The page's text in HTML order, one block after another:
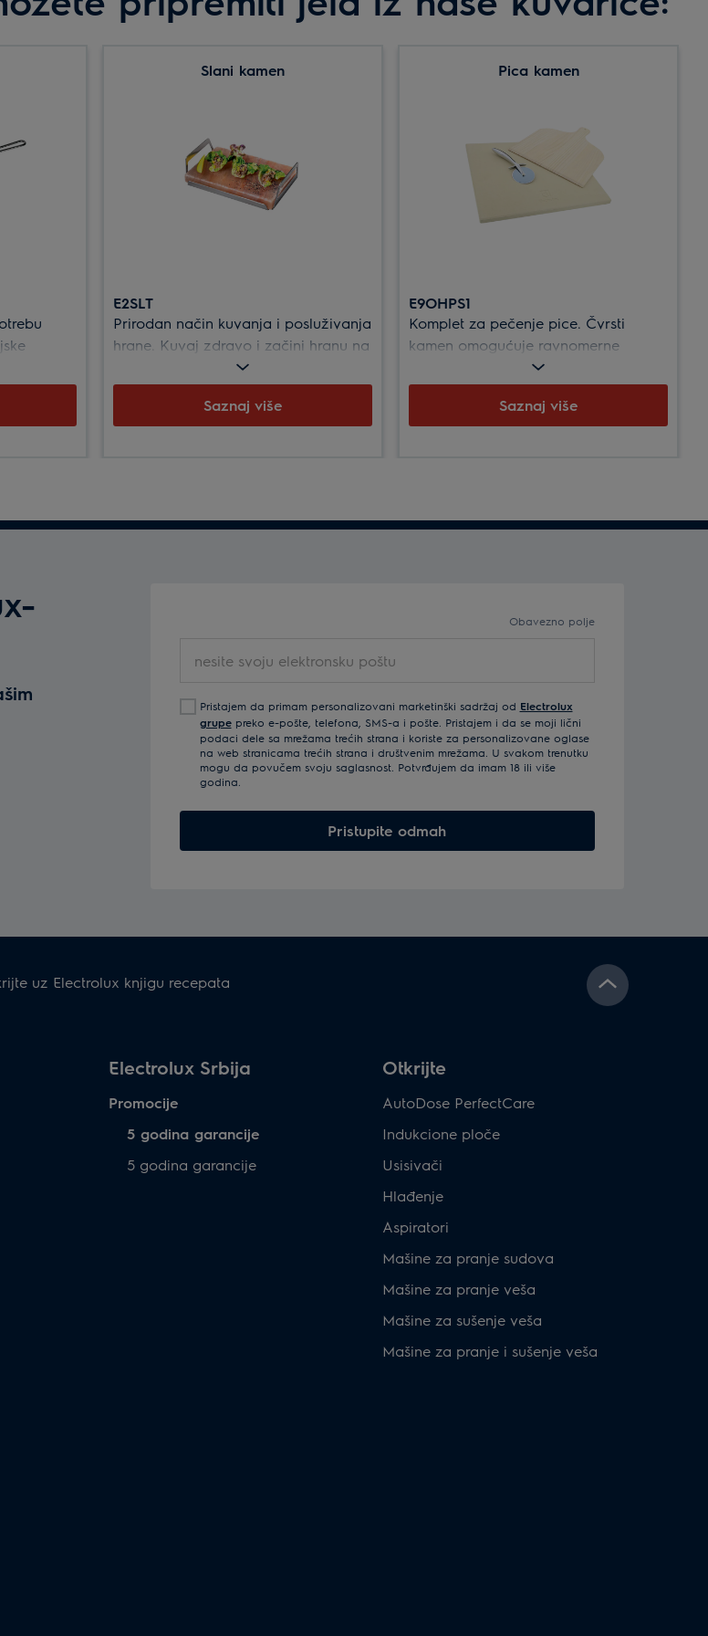
i
Slani kamen
E2SLT
Prirodan način kuvanja i posluživanja
hrane. Kuvaj zdravo i začini hranu na
prirodan način. Svestrana upotreba u
kuhinji. Zajedničko kuvanje za stolom.
Saznaj više
Pica kamen
E9OHPS1
Komplet za pečenje pice. Čvrsti
kamen omogućuje ravnomerne
rezultate pečenja, drvena lopatica
omogućuje lako prebacivanje testa s
kamena na tanjir, a nož od
nerđajućeg čelika pomaže u rezanju
Saznaj više
Obavezno polje
svoju
poštuPristajem da primam personalizovani marketinški sadržaj od Electrolux
grupepreko e-pošte, telefona, SMS-a i pošte. Pristajem i da se moji lični
podaci dele sa mrežama trećih strana i koriste za personalizovane oglase
na web stranicama trećih strana i društvenim mrežama. U svakom trenutku
mogu da povučem svoju saglasnost. Potvrđujem da imam 18 ili više
godina.
Pristupite odmah
uz Electrolux knjigu recepata
Electrolux Srbija
Promocije
5 godina garancije
5 godina garancije
Otkrijte
AutoDose PerfectCare
Indukcione ploče
Usisivači
Hlađenje
Aspiratori
Mašine za pranje sudova
Mašine za pranje veša
Mašine za sušenje veša
Mašine za pranje i sušenje veša